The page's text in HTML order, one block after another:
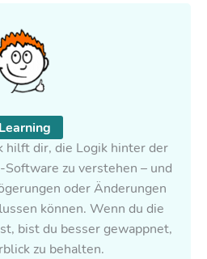
Learning
hilft dir, die Logik hinter der
zu verstehen – und
oder Änderungen
können. Wenn du die
bist du besser gewappnet,
zu behalten.